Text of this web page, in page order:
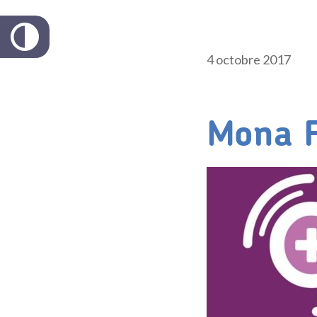
4 octobre 2017
Mona